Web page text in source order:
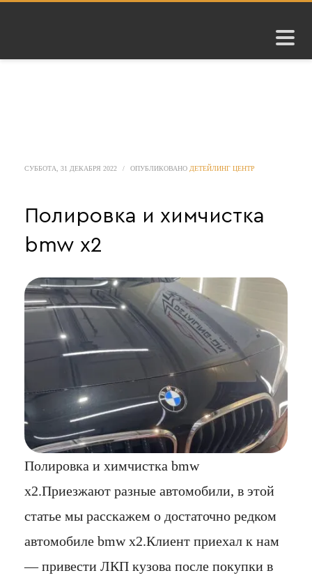
СУББОТА, 31 ДЕКАБРЯ 2022 / ОПУБЛИКОВАНО ДЕТЕЙЛИНГ ЦЕНТР
Полировка и химчистка
bmw x2
Полировка и химчистка bmw
x2.Приезжают разные автомобили, в этой
статье мы расскажем о достаточно редком
автомобиле bmw x2.Клиент приехал к нам
— привести ЛКП кузова после покупки в